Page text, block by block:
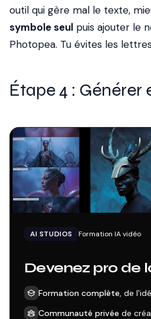
outil qui gère mal le texte,
symbole seul puis ajouter le
Photopea. Tu évites les
Étape 4 : Générer
AI STUDIOS Formation IA vidéo
Devenez pro de
Formation complète, de
Communauté privée de